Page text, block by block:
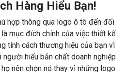
Hàng Hiểu Bạn!
hợp thông qua logo ô tô đến đối
mục đích chính của việc thiết kế
tính cách thương hiệu của bạn vì
hiểu bản chất doanh nghiệp
nên chọn nó thay vì những logo